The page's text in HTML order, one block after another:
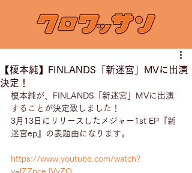
【榎本純】FINLANDS「新迷宮」MVに出演
決定！
榎本純が、FINLANDS「新迷宮」MVに出演
することが決定致しました！
3月13日にリリースしたメジャー1st EP『新
迷宮ep』の表題曲になります。
https://www.youtube.com/watch?
v=lZZpceJVyZQ